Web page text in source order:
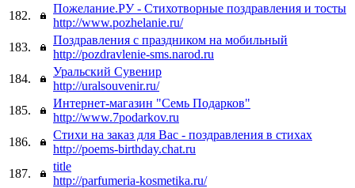
182.
Пожелание.РУ - Стихотворные поздравления и тосты
http://www.pozhelanie.ru/
183.
Поздравления с праздником на мобильный
http://pozdravlenie-sms.narod.ru
184.
Уральский Cувенир
http://uralsouvenir.ru/
185.
Интернет-магазин "Семь Подарков"
http://www.7podarkov.ru
186.
Стихи на заказ для Вас - поздравления в стихах
http://poems-birthday.chat.ru
187.
title
http://parfumeria-kosmetika.ru/